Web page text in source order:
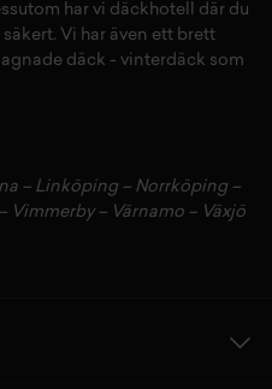
har vi däckhotell där du
Vi har även ett brett
däck - vinterdäck som
– Linköping– Norrköping–
– Vimmerby– Värnamo – Växjö